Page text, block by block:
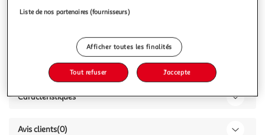
Description
Caractéristiques
Avis clients(0)
Liste de nos partenaires (fournisseurs)
Afficher toutes les finalités
Tout refuser J'accepte